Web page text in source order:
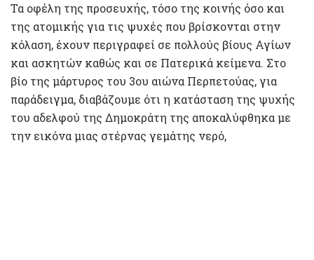
Τα οφέλη της προσευχής, τόσο της κοινής όσο και
της ατομικής για τις ψυχές που βρίσκονται στην
κόλαση, έχουν περιγραφεί σε πολλούς βίους Αγίων
και ασκητών καθώς και σε Πατερικά κείμενα. Στο
βίο της μάρτυρος του 3ου αιώνα Περπετούας, για
παράδειγμα, διαβάζουμε ότι η κατάσταση της ψυχής
του αδελφού της Δημοκράτη της αποκαλύφθηκα με
την εικόνα μιας στέρνας γεμάτης νερό,